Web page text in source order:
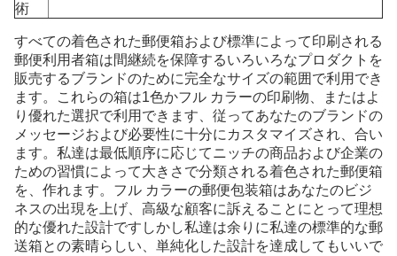
術
すべての着色された郵便箱および標準によって印刷される
郵便利用者箱は間継続を保障するいろいろなプロダクトを
販売するブランドのために完全なサイズの範囲で利用でき
ます。これらの箱は1色かフル カラーの印刷物、またはよ
り優れた選択で利用できます、従ってあなたのブランドの
メッセージおよび必要性に十分にカスタマイズされ、合い
ます。私達は最低順序に応じてニッチの商品および企業の
ための習慣によって大きさで分類される着色された郵便箱
を、作れます。フル カラーの郵便包装箱はあなたのビジ
ネスの出現を上げ、高級な顧客に訴えることにとって理想
的な優れた設計ですしかし私達は余りに私達の標準的な郵
送箱との素晴らしい、単純化した設計を達成してもいいで